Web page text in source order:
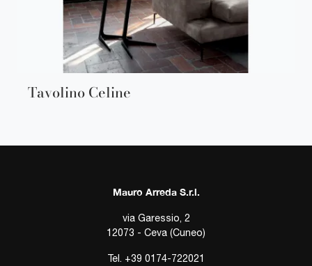
Tavolino Celine
Mauro Arreda S.r.l.
via Garessio, 2
12073 - Ceva (Cuneo)
Tel. +39 0174-722021